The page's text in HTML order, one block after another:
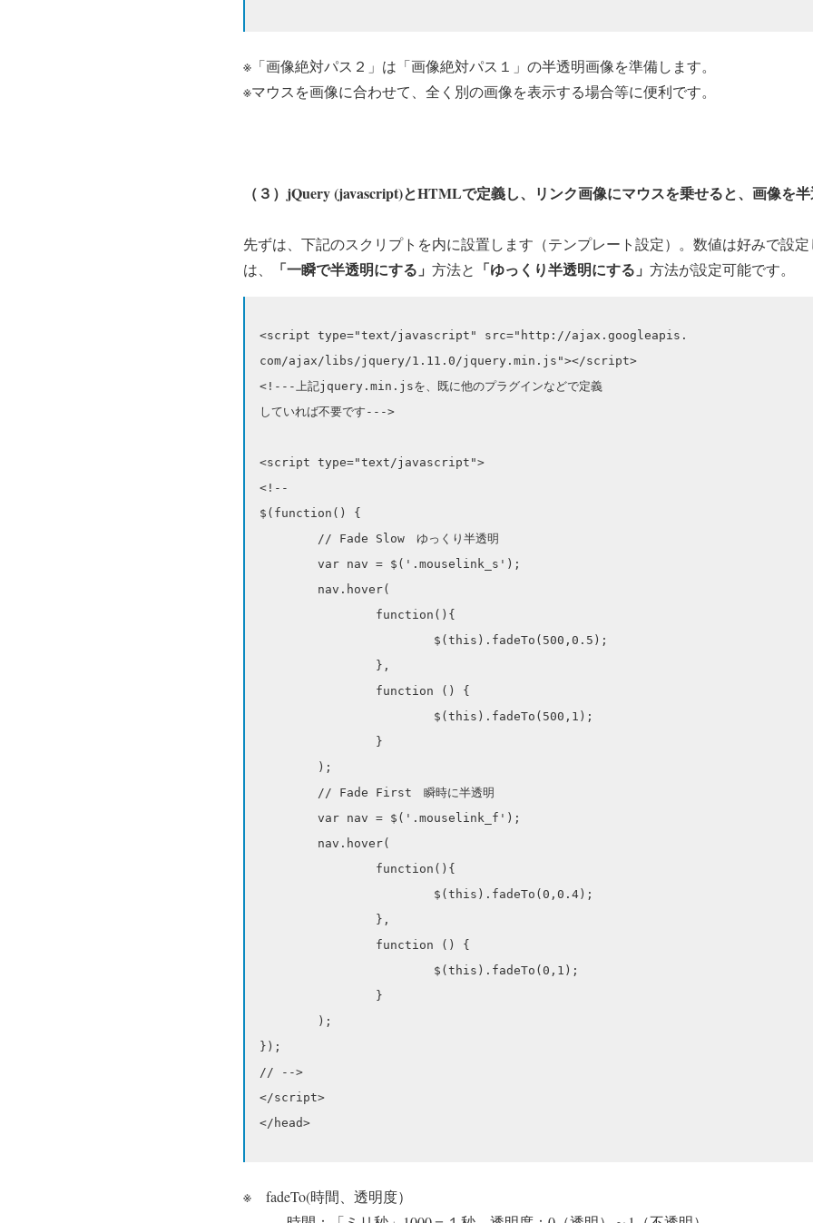
※「画像絶対パス２」は「画像絶対パス１」の半透明画像を準備します。
※マウスを画像に合わせて、全く別の画像を表示する場合等に便利です。
（３）jQuery (javascript)とHTMLで定義し、リンク画像にマウスを乗せると、画像を
先ずは、下記のスクリプトを内に設置します（テンプレート設定）。数値は好みで設
は、
「一瞬で半透明にする」 方法と 「ゆっくり半透明にする」 方法が設定可能です。
<script type="text/javascript" src="http://ajax.googleapis.
com/ajax/libs/jquery/1.11.0/jquery.min.js"></script>
<!---上記jquery.min.jsを、既に他のプラグインなどで定義
していれば不要です--->
<script type="text/javascript">
<!--
$(function() {
});
// -->
</script>
※ fadeTo(時間、透明度）